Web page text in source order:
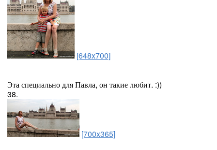
[648x700]
Эта специально для Павла, он такие любит. :))
38.
[700x365]